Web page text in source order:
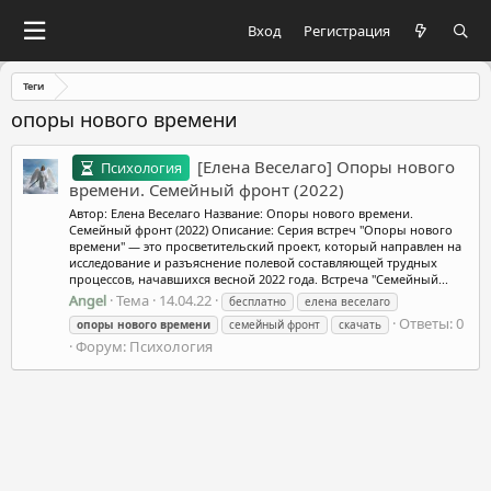
Вход Регистрация
Теги
опоры нового времени
Психология
[Елена Веселаго] Опоры нового
времени. Семейный фронт (2022)
Автор: Елена Веселаго Название: Опоры нового времени.
Семейный фронт (2022) Описание: Серия встреч "Опоры нового
времени" — это просветительский проект, который направлен на
исследование и разъяснение полевой составляющей трудных
процессов, начавшихся весной 2022 года. Встреча "Семейный...
Angel Тема 14.04.22 бесплатно
елена веселаго
опоры нового времени семейный фронт скачать
Ответы: 0
Форум: Психология